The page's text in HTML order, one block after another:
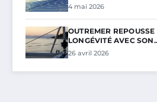
4 mai 2026
OUTREMER
LONGÉVITÉ AVEC
26 avril 2026